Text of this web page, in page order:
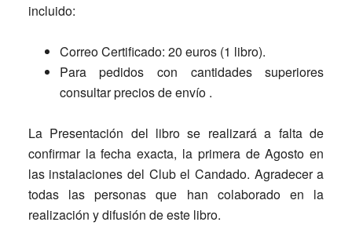
incluido:
Correo Certificado: 20 euros (1 libro).
Para pedidos con cantidades superiores
consultar precios de envío .
La Presentación del libro se realizará a falta de
confirmar la fecha exacta, la primera de Agosto en
las instalaciones del Club el Candado. Agradecer a
todas las personas que han colaborado en la
realización y difusión de este libro.